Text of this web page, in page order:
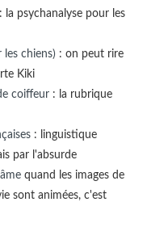
la psychanalyse pour les
chiens): on peut rire
Kiki
coiffeur: la rubrique
: linguistique
par l'absurde
quand les images de
sont animées, c'est